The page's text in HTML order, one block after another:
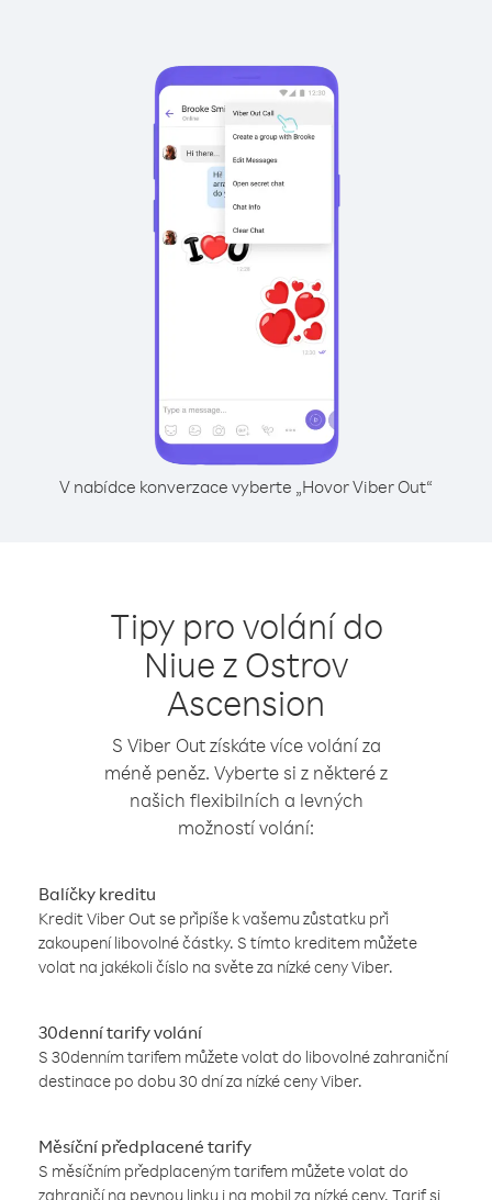
V nabídce konverzace vyberte „Hovor Viber Out“
Tipy pro volání do
Niue z Ostrov
Ascension
S Viber Out získáte více volání za
méně peněz. Vyberte si z některé z
našich flexibilních a levných
možností volání:
Balíčky kreditu
Kredit Viber Out se připíše k vašemu zůstatku při
zakoupení libovolné částky. S tímto kreditem můžete
volat na jakékoli číslo na světe za nízké ceny Viber.
30denní tarify volání
S 30denním tarifem můžete volat do libovolné zahraniční
destinace po dobu 30 dní za nízké ceny Viber.
Měsíční předplacené tarify
S měsíčním předplaceným tarifem můžete volat do
zahraničí na pevnou linku i na mobil za nízké ceny. Tarif si